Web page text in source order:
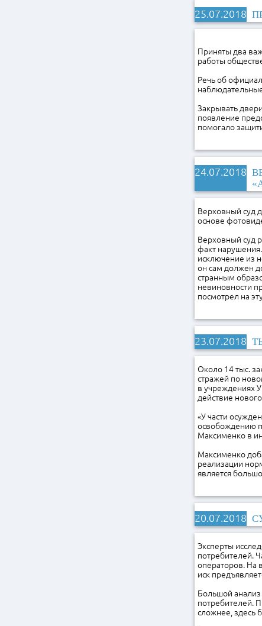
25.07.2018
Приняты два
работы
Речь об
Закрывать
появление
помогало
24.07.2018
Верховный суд
основе
Верховный суд
факт
исключение из
он сам должен
странным
невиновности
посмотрел на
23.07.2018
Около 14 тыс.
стражей по
в учреждениях
действие
«У части
освобождению
Максименко в
Максименко
реализации
является
20.07.2018
Эксперты
потребителей.
операторов. На
иск
Большой анализ
потребителей.
сложнее, здесь